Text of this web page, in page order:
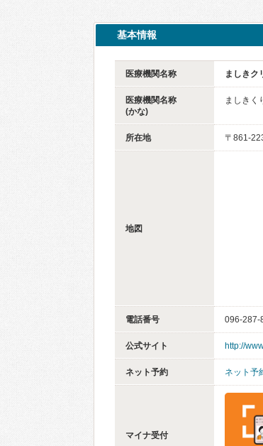
基本情報
医療機関名称 ましきク
医療機関名称
(かな)
ましきく
所在地 〒861-
地図
電話番号 096-287-
公式サイト http://
ネット予約 ネット予
マイナ受付